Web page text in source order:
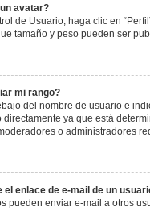
avatar?
de Usuario, haga clic en
tamaño y peso pueden ser
mi rango?
del nombre de usuario e
ya que está
o administradores
enlace de e-mail de un
pueden enviar e-mail a otros